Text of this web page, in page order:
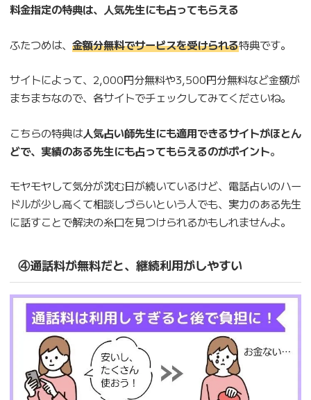
料金指定の特典は、人気先生にも占ってもらえる
ふたつめは、 金額分無料でサービスを受けられる特典です。
サイトによって、2,000円分無料や3,500円分無料など金額が
まちまちなので、各サイトでチェックしてみてくださいね。
こちらの特典は人気占い師先生にも適用できるサイトがほとん
どで、実績のある先生にも占ってもらえるのがポイント。
モヤモヤして気分が沈む日が続いているけど、電話占いのハー
ドルが少し高くて相談しづらいという人でも、実力のある先生
に話すことで解決の糸口を見つけられるかもしれませんよ。
④通話料が無料だと、継続利用がしやすい